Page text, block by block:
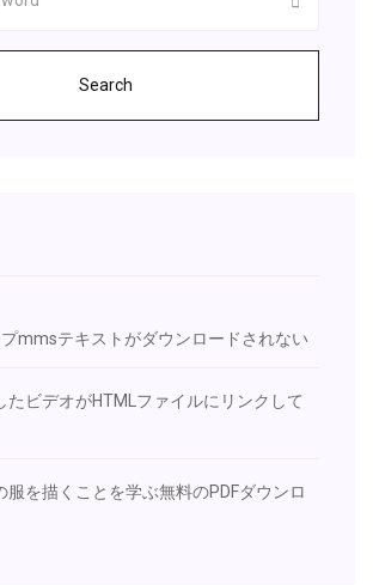
Search
mmsテキストがダウンロードされない
たビデオがHTMLファイルにリンクして
服を描くことを学ぶ無料のPDFダウンロ